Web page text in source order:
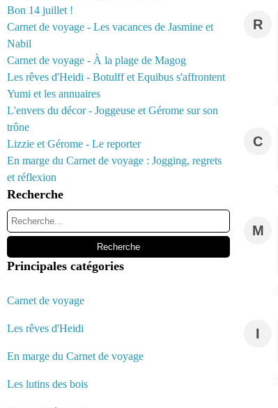
Bon 14 juillet !
Carnet de voyage - Les vacances de Jasmine et
Nabil
Carnet de voyage - À la plage de Magog
Les rêves d'Heidi - Botulff et Equibus s'affrontent
Yumi et les annuaires
L'envers du décor - Joggeuse et Gérome sur son
trône
Lizzie et Gérome - Le reporter
En marge du Carnet de voyage : Jogging, regrets
et réflexion
Recherche
Principales catégories
Carnet de voyage
Les rêves d'Heidi
En marge du Carnet de voyage
Les lutins des bois
R
C
M
I